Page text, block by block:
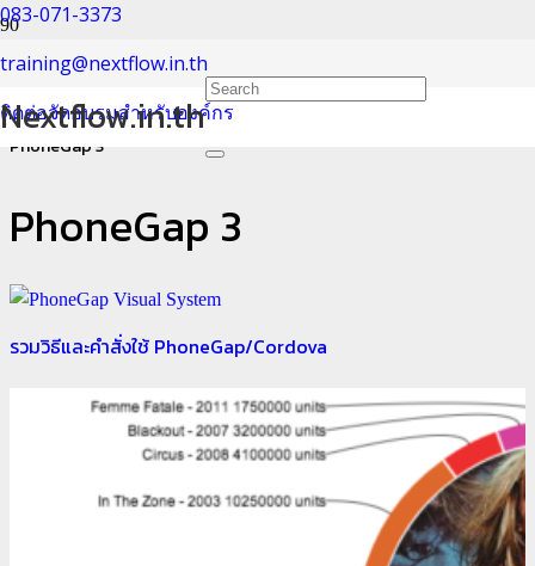
083-071-3373
training@nextflow.in.th
ติดต่อจัดอบรมสำหรับองค์กร
Nextflow.in.th
PhoneGap 3
Home
PhoneGap 3
PhoneGap 3
รวมวิธีและคำสั่งใช้ PhoneGap/Cordova